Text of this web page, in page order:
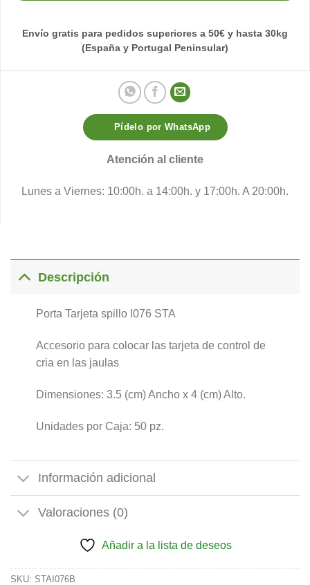
Envío gratis para pedidos superiores a 50€ y hasta 30kg
(España y Portugal Peninsular)
Pídelo por WhatsApp
Atención al cliente
Lunes a Viernes: 10:00h. a 14:00h. y 17:00h. A 20:00h.
Descripción
Porta Tarjeta spillo I076 STA
Accesorio para colocar las tarjeta de control de
cria en las jaulas
Dimensiones: 3.5 (cm) Ancho x 4 (cm) Alto.
Unidades por Caja: 50 pz.
Información adicional
Valoraciones (0)
Añadir a la lista de deseos
SKU: STAI076B